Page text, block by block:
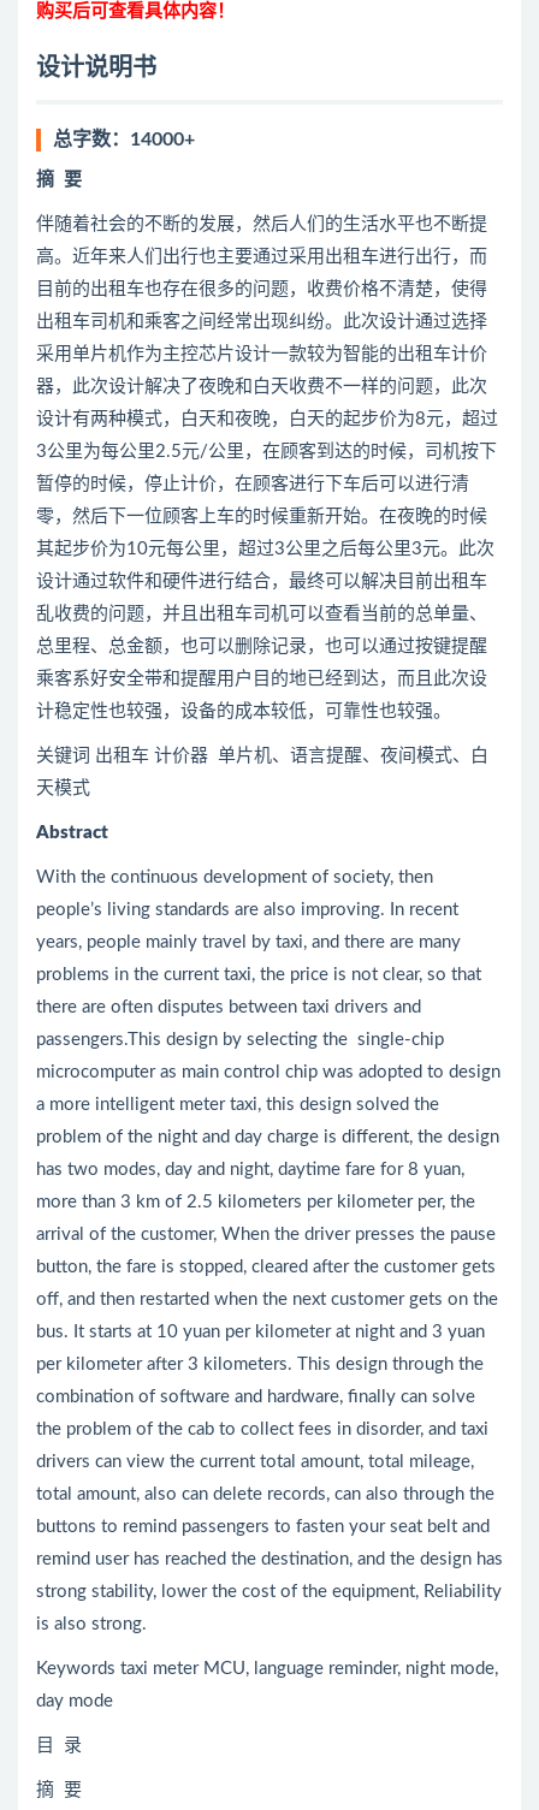
购买后可查看具体内容！
设计说明书
总字数：14000+
摘 要
伴随着社会的不断的发展，然后人们的生活水平也不断提
高。近年来人们出行也主要通过采用出租车进行出行，而
目前的出租车也存在很多的问题，收费价格不清楚，使得
出租车司机和乘客之间经常出现纠纷。此次设计通过选择
采用单片机作为主控芯片设计一款较为智能的出租车计价
器，此次设计解决了夜晚和白天收费不一样的问题，此次
设计有两种模式，白天和夜晚，白天的起步价为8元，超过
3公里为每公里2.5元/公里，在顾客到达的时候，司机按下
暂停的时候，停止计价，在顾客进行下车后可以进行清
零，然后下一位顾客上车的时候重新开始。在夜晚的时候
其起步价为10元每公里，超过3公里之后每公里3元。此次
设计通过软件和硬件进行结合，最终可以解决目前出租车
乱收费的问题，并且出租车司机可以查看当前的总单量、
总里程、总金额，也可以删除记录，也可以通过按键提醒
乘客系好安全带和提醒用户目的地已经到达，而且此次设
计稳定性也较强，设备的成本较低，可靠性也较强。
关键词 出租车 计价器 单片机、语言提醒、夜间模式、白
天模式
Abstract
With the continuous development of society, then
people’s living standards are also improving. In recent
years, people mainly travel by taxi, and there are many
problems in the current taxi, the price is not clear, so that
there are often disputes between taxi drivers and
passengers.This design by selecting the single-chip
microcomputer as main control chip was adopted to design
a more intelligent meter taxi, this design solved the
problem of the night and day charge is different, the design
has two modes, day and night, daytime fare for 8 yuan,
more than 3 km of 2.5 kilometers per kilometer per, the
arrival of the customer, When the driver presses the pause
button, the fare is stopped, cleared after the customer gets
off, and then restarted when the next customer gets on the
bus. It starts at 10 yuan per kilometer at night and 3 yuan
per kilometer after 3 kilometers. This design through the
combination of software and hardware, finally can solve
the problem of the cab to collect fees in disorder, and taxi
drivers can view the current total amount, total mileage,
total amount, also can delete records, can also through the
buttons to remind passengers to fasten your seat belt and
remind user has reached the destination, and the design has
strong stability, lower the cost of the equipment, Reliability
is also strong.
Keywords taxi meter MCU, language reminder, night mode,
day mode
目 录
摘 要